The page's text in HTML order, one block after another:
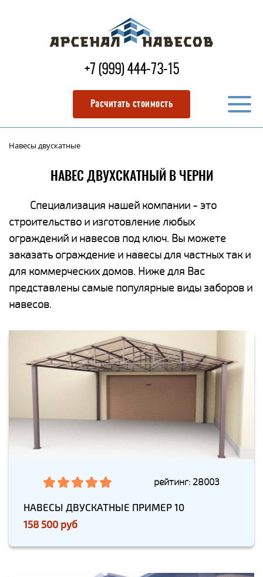
+7 (999) 444-73-15
Расчитать стоимость
Навесы двускатные
НАВЕС ДВУХСКАТНЫЙ В ЧЕРНИ
Специализация нашей компании - это
строительство и изготовление любых
ограждений и навесов под ключ. Вы можете
заказать ограждение и навесы для частных так и
для коммерческих домов. Ниже для Вас
представлены самые популярные виды заборов и
навесов.
рейтинг: 28003
НАВЕСЫ ДВУСКАТНЫЕ ПРИМЕР 10
158 500 руб